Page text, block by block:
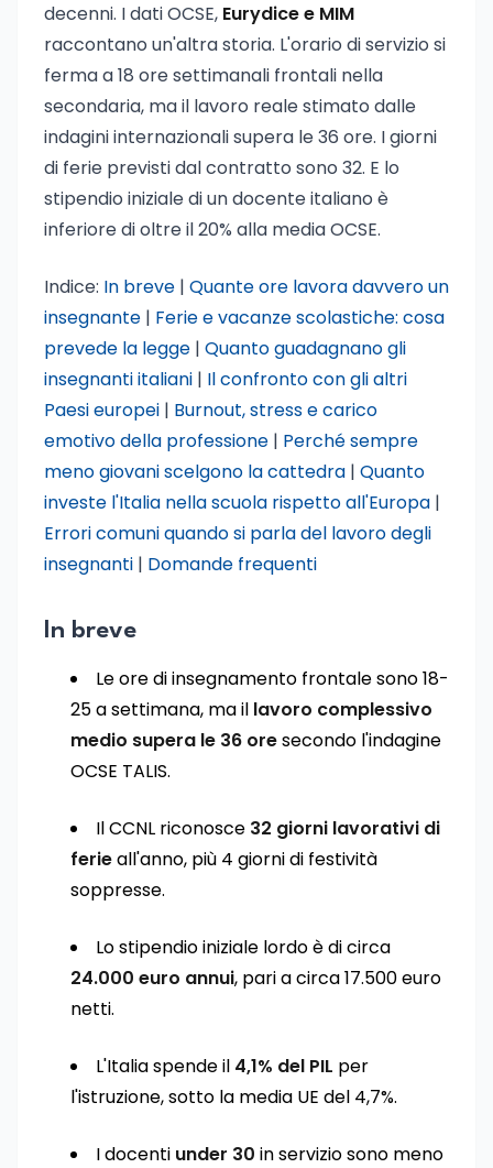
decenni. I dati OCSE, Eurydice e MIM
raccontano un'altra storia. L'orario di servizio si
ferma a 18 ore settimanali frontali nella
secondaria, ma il lavoro reale stimato dalle
indagini internazionali supera le 36 ore. I giorni
di ferie previsti dal contratto sono 32. E lo
stipendio iniziale di un docente italiano è
inferiore di oltre il 20% alla media OCSE.
Indice: In breve | Quante ore lavora davvero un
insegnante | Ferie e vacanze scolastiche: cosa
prevede la legge | Quanto guadagnano gli
insegnanti italiani | Il confronto con gli altri
Paesi europei | Burnout, stress e carico
emotivo della professione | Perché sempre
meno giovani scelgono la cattedra | Quanto
investe l'Italia nella scuola rispetto all'Europa |
Errori comuni quando si parla del lavoro degli
insegnanti | Domande frequenti
In breve
Le ore di insegnamento frontale sono 18-
25 a settimana, ma il lavoro complessivo
medio supera le 36 oresecondo l'indagine
OCSE TALIS.
Il CCNL riconosce 32 giorni lavorativi di
ferieall'anno, più 4 giorni di festività
soppresse.
Lo stipendio iniziale lordo è di circa
24.000 euro annui, pari a circa 17.500 euro
netti.
L'Italia spende il 4,1% del PIL per
l'istruzione, sotto la media UE del 4,7%.
I docenti under 30 in servizio sono meno